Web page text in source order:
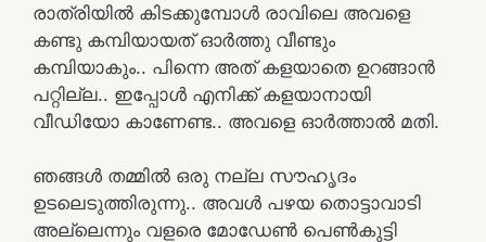
രാത്രിയിൽ കിടക്കുമ്പോൾ രാവിലെ അവളെ
കണ്ടു കമ്പിയായത് ഓർത്തു വീണ്ടും
കമ്പിയാകും.. പിന്നെ അത് കളയാതെ ഉറങ്ങാൻ
പറ്റില്ല.. ഇപ്പോൾ എനിക്ക് കളയാനായി
വീഡിയോ കാണേണ്ട.. അവളെ ഓർത്താൽ മതി.
ഞങ്ങൾ തമ്മിൽ ഒരു നല്ല സൗഹൃദം
ഉടലെടുത്തിരുന്നു.. അവൾ പഴയ തൊട്ടാവാടി
അല്ലെന്നും വളരെ മോഡേൺ പെൺകുട്ടി